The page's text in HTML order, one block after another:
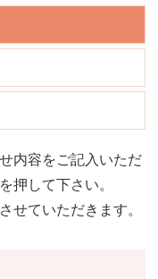
内容をご記入いただ
押して下さい。
せていただきます。